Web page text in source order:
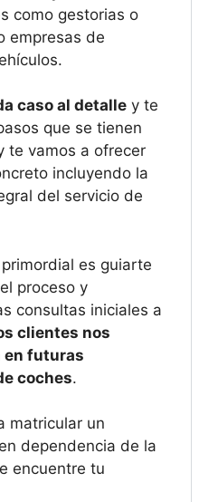
como gestorias o
empresas de
caso al detalle y te
que se tienen
te vamos a ofrecer
incluyendo la
del servicio de
es guiarte
proceso y
consultas iniciales a
clientes nos
en futuras
coches.
matricular un
dependencia de la
encuentre tu